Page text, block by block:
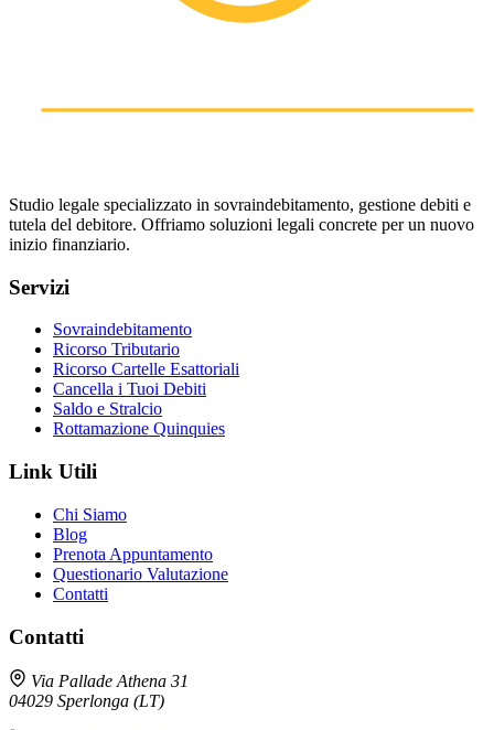
Studio legale specializzato in sovraindebitamento, gestione debiti e
tutela del debitore. Offriamo soluzioni legali concrete per un nuovo
inizio finanziario.
Servizi
Sovraindebitamento
Ricorso Tributario
Ricorso Cartelle Esattoriali
Cancella i Tuoi Debiti
Saldo e Stralcio
Rottamazione Quinquies
Link Utili
Chi Siamo
Blog
Prenota Appuntamento
Questionario Valutazione
Contatti
Contatti
Via Pallade Athena 31
04029 Sperlonga (LT)